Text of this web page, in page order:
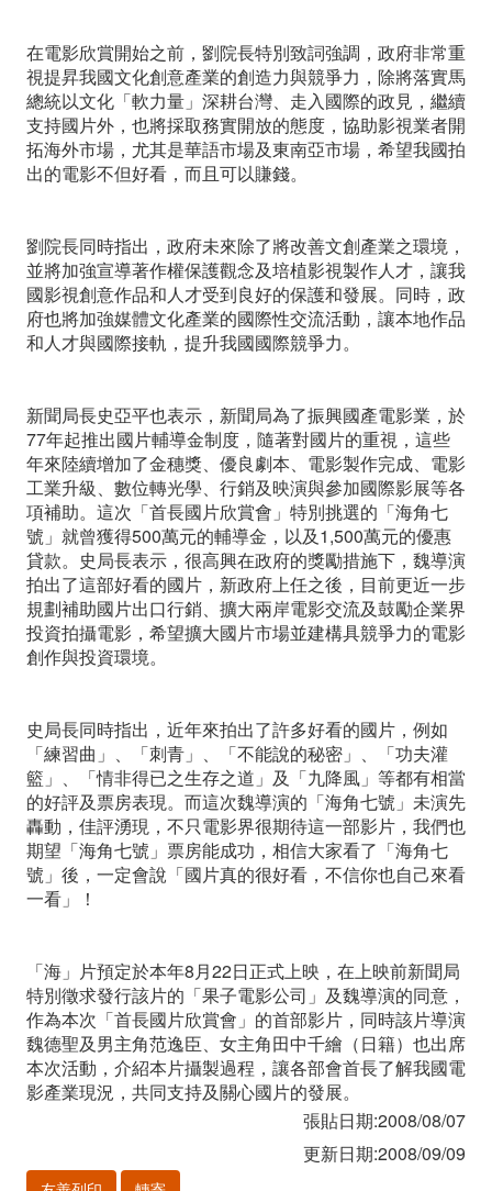
本
土
電
影
產
業
發
展
在電影欣賞開始之前，劉院長特別致詞強調，政府非常重
視提昇我國文化創意產業的創造力與競爭力，除將落實馬
總統以文化「軟力量」深耕台灣、走入國際的政見，繼續
支持國片外，也將採取務實開放的態度，協助影視業者開
拓海外市場，尤其是華語市場及東南亞市場，希望我國拍
出的電影不但好看，而且可以賺錢。
劉院長同時指出，政府未來除了將改善文創產業之環境，
並將加強宣導著作權保護觀念及培植影視製作人才，讓我
國影視創意作品和人才受到良好的保護和發展。同時，政
府也將加強媒體文化產業的國際性交流活動，讓本地作品
和人才與國際接軌，提升我國國際競爭力。
新聞局長史亞平也表示，新聞局為了振興國產電影業，於
77年起推出國片輔導金制度，隨著對國片的重視，這些
年來陸續增加了金穗獎、優良劇本、電影製作完成、電影
工業升級、數位轉光學、行銷及映演與參加國際影展等各
項補助。這次「首長國片欣賞會」特別挑選的「海角七
號」就曾獲得500萬元的輔導金，以及1,500萬元的優惠
貸款。史局長表示，很高興在政府的獎勵措施下，魏導演
拍出了這部好看的國片，新政府上任之後，目前更近一步
規劃補助國片出口行銷、擴大兩岸電影交流及鼓勵企業界
投資拍攝電影，希望擴大國片市場並建構具競爭力的電影
創作與投資環境。
史局長同時指出，近年來拍出了許多好看的國片，例如
「練習曲」、「刺青」、「不能說的秘密」、「功夫灌
籃」、「情非得已之生存之道」及「九降風」等都有相當
的好評及票房表現。而這次魏導演的「海角七號」未演先
轟動，佳評湧現，不只電影界很期待這一部影片，我們也
期望「海角七號」票房能成功，相信大家看了「海角七
號」後，一定會說「國片真的很好看，不信你也自己來看
一看」！
「海」片預定於本年8月22日正式上映，在上映前新聞局
特別徵求發行該片的「果子電影公司」及魏導演的同意，
作為本次「首長國片欣賞會」的首部影片，同時該片導演
魏德聖及男主角范逸臣、女主角田中千繪（日籍）也出席
本次活動，介紹本片攝製過程，讓各部會首長了解我國電
影產業現況，共同支持及關心國片的發展。
張貼日期:2008/08/07
更新日期:2008/09/09